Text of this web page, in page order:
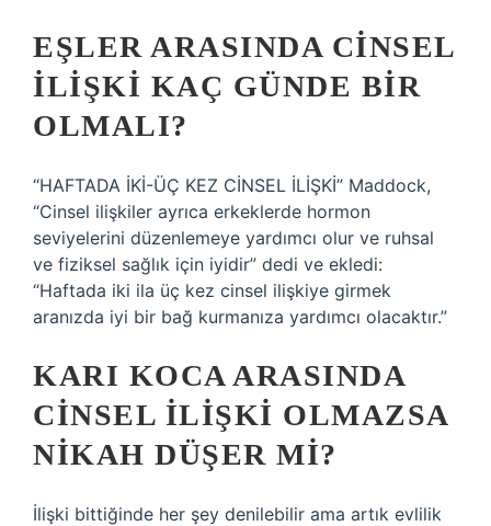
EŞLER ARASINDA CINSEL
ILIŞKI KAÇ GÜNDE BIR
OLMALI?
“HAFTADA İKİ-ÜÇ KEZ CİNSEL İLİŞKİ” Maddock,
“Cinsel ilişkiler ayrıca erkeklerde hormon
seviyelerini düzenlemeye yardımcı olur ve ruhsal
ve fiziksel sağlık için iyidir” dedi ve ekledi:
“Haftada iki ila üç kez cinsel ilişkiye girmek
aranızda iyi bir bağ kurmanıza yardımcı olacaktır.”
KARI KOCA ARASINDA
CINSEL ILIŞKI OLMAZSA
NIKAH DÜŞER MI?
İlişki bittiğinde her şey denilebilir ama artık evlilik